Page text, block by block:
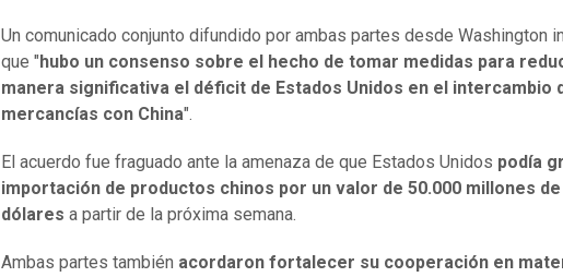
Un comunicado conjunto difundido por ambas partes desde Washington
que " hubo un consenso sobre el hecho de tomar medidas para
manera significativa el déficit de Estados Unidos en el intercambio
mercancías con China".
El acuerdo fue fraguado ante la amenaza de que Estados Unidos podía
importación de productos chinos por un valor de 50.000 millones de
dólares a partir de la próxima semana.
Ambas partes también acordaron fortalecer su cooperación en